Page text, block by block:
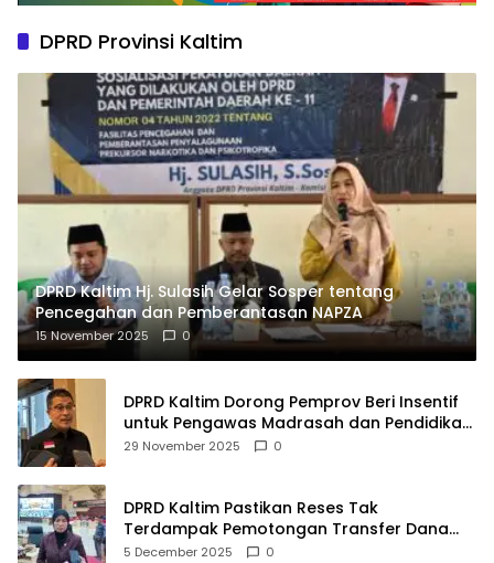
DPRD Provinsi Kaltim
DPRD Kaltim Hj. Sulasih Gelar Sosper tentang
Pencegahan dan Pemberantasan NAPZA
15 November 2025 0
DPRD Kaltim Dorong Pemprov Beri Insentif
untuk Pengawas Madrasah dan Pendidikan
Agama
29 November 2025 0
DPRD Kaltim Pastikan Reses Tak
Terdampak Pemotongan Transfer Dana
Pusat
5 December 2025 0